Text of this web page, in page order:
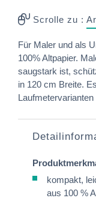
Scrolle zu :
Für Maler und als
100% Altpapier.
saugstark ist,
in 120 cm Breite.
Laufmetervarianten
kompakt,
aus 100 %